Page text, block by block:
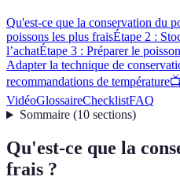
Qu'est-ce que la conservation du
poissons les plus fraisÉtape 2 :
l’achatÉtape 3 : Préparer le
Adapter la technique de
recommandations de température
VidéoGlossaireChecklistFAQ
Sommaire(10 sections)
Qu'est-ce que la
frais ?